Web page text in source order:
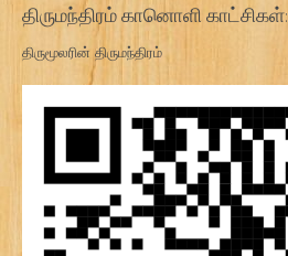
திருமந்திரம் கானொளி காட்சிகள்:
திருமூலரின் திருமந்திரம்